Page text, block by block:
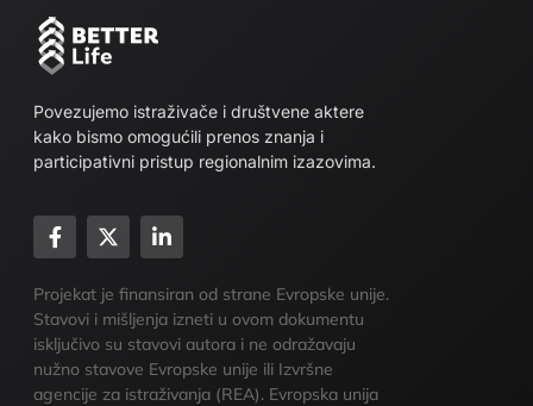
Povezujemo istraživače i društvene aktere
kako bismo omogućili prenos znanja i
participativni pristup regionalnim izazovima.
Projekat je finansiran od strane Evropske unije.
Stavovi i mišljenja izneti u ovom dokumentu
isključivo su stavovi autora i ne odražavaju
nužno stavove Evropske unije ili Izvršne
agencije za istraživanja (REA). Evropska unija